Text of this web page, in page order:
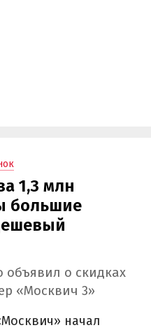
1,3 млн
большие
о скидках
«Москвич 3»
начал